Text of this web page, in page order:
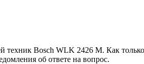
Bosch WLK 2426 M. Как
об ответе на вопрос.